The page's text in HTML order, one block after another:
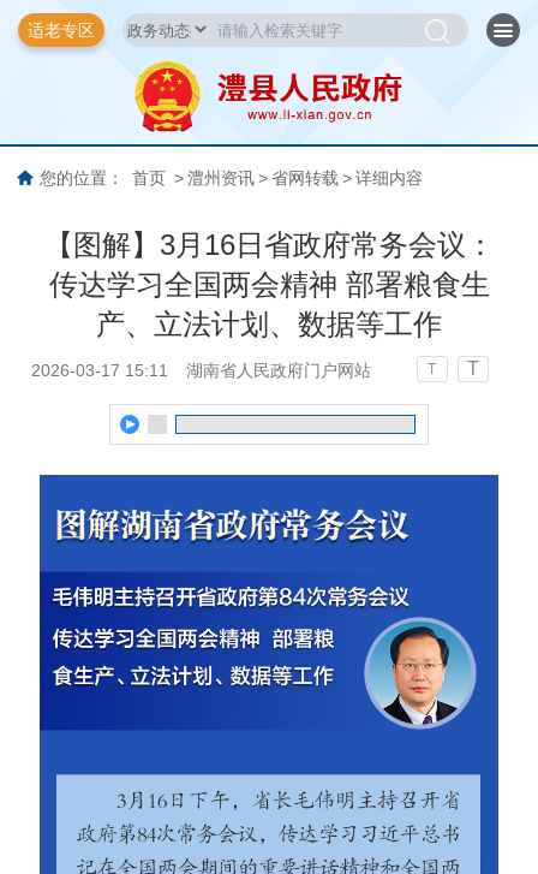
适老专区
您的位置： 首页 > 澧州资讯 > 省网转载 > 详细内容
【图解】3月16日省政府常务会议：
传达学习全国两会精神 部署粮食生
产、立法计划、数据等工作
2026-03-17 15:11 湖南省人民政府门户网站 T T